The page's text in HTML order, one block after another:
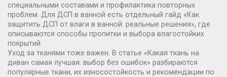
специальными составами и профилактика повторных
проблем. Для ДСП в ванной есть отдельный гайд «Как
защитить ДСП от влаги в ванной: реальные решения», где
описываются способы пропитки и выбора влагостойких
покрытий.
Уход за тканями тоже важен. В статье «Какая ткань на
диван самая лучшая: выбор без ошибок» разбираются
популярные ткани, их износостойкость и рекомендации по